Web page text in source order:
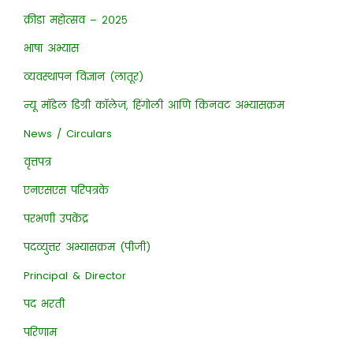
क्रीडा महोत्सव – २०२५
भाषा अभ्यास
व्यवस्थापन विज्ञान (लातूर)
न्यू मॉडेल डिग्री कॉलेज, हिंगोली आणि किनवट अभ्यासक्रम
News / Circulars
वृत्तपत्र
एनएसएस परिपत्रके
परभणी उपकेंद्र
पदव्युत्तर अभ्यासक्रम (पीजी)
Principal & Director
पद भरती
परिणाम